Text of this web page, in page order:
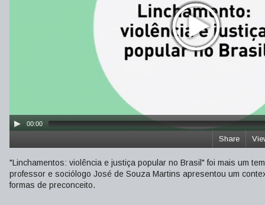
00:00
Share
"Linchamentos: violência e justiça popular no Brasil" foi mais um
professor e sociólogo José de Souza Martins apresentou um
formas de preconceito.